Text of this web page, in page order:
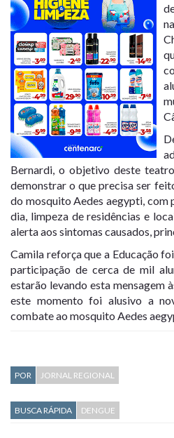
Bernardi, o objetivo deste
demonstrar o que precisa ser
do mosquito Aedes aegypti, com
dia, limpeza de residências e
alerta aos sintomas causados,
Camila reforça que a Educação
participação de cerca de mil
estarão levando esta mensagem
este momento foi alusivo a
combate ao mosquito Aedes
POR JORNAL REGIONAL
BUSCA RÁPIDA DENGUE